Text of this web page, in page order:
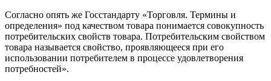
Согласно опять же Госстандарту «Торговля. Термины и
определения» под качеством товара понимается совокупность
потребительских свойств товара. Потребительским свойством
товара называется свойство, проявляющееся при его
использовании потребителем в процессе удовлетворения
потребностей».